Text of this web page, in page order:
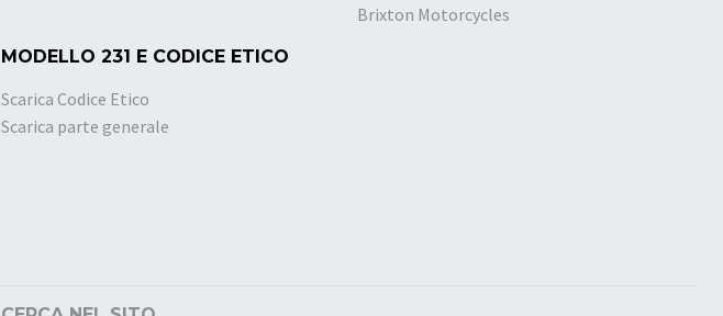
Brixton Motorcycles
MODELLO 231 E CODICE ETICO
Scarica Codice Etico
Scarica parte generale